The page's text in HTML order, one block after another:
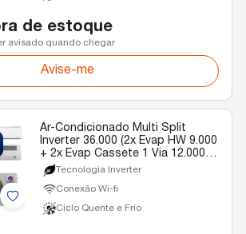
de estoque
avisado quando chegar
Avise-me
Ar-Condicionado Multi Split
Inverter 36.000 (2x Evap HW 9.000
+ 2x Evap Cassete 1 Via 12.000)
Gree Quente/Frio R-32 220v
Tecnologia Inverter
Conexão Wi-fi
Ciclo Quente e Frio